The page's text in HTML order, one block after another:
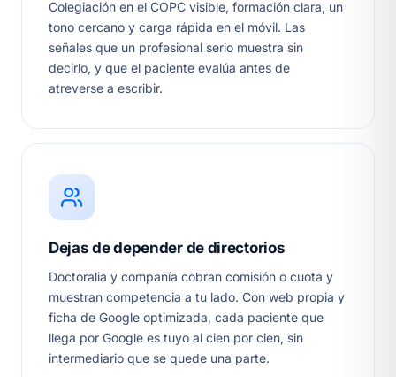
Colegiación en el COPC visible, formación clara, un
tono cercano y carga rápida en el móvil. Las
señales que un profesional serio muestra sin
decirlo, y que el paciente evalúa antes de
atreverse a escribir.
Dejas de depender de directorios
Doctoralia y compañía cobran comisión o cuota y
muestran competencia a tu lado. Con web propia y
ficha de Google optimizada, cada paciente que
llega por Google es tuyo al cien por cien, sin
intermediario que se quede una parte.